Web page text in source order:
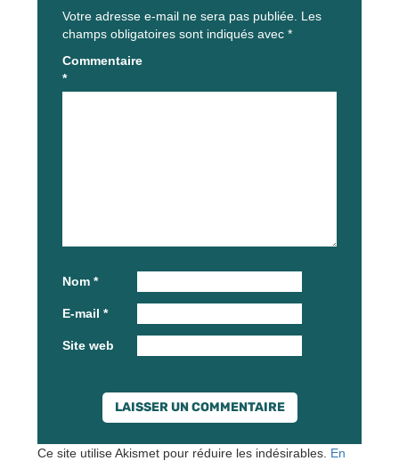
Votre adresse e-mail ne sera pas publiée. Les
champs obligatoires sont indiqués avec *
Commentaire
*
Nom *
E-mail *
Site web
Ce site utilise Akismet pour réduire les indésirables. En